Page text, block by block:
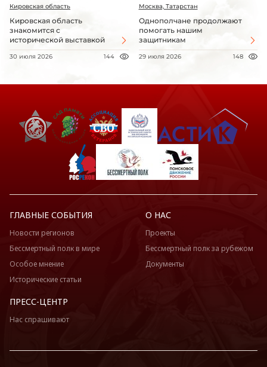
Кировская область
Кировская область
знакомится с
исторической выставкой
30 июля 2026 144
Москва, Татарстан
Однополчане продолжают
помогать нашим
защитникам
29 июля 2026 148
ГЛАВНЫЕ СОБЫТИЯ
Новости регионов
Бессмертный полк в мире
Особое мнение
Исторические статьи
О НАС
Проекты
Бессмертный полк за рубежом
Документы
ПРЕСС-ЦЕНТР
Нас спрашивают